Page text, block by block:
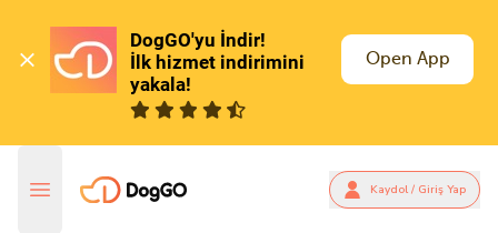
DogGO'yu İndir!
İlk hizmet indirimini
yakala!
Open App
Kaydol / Giriş Yap